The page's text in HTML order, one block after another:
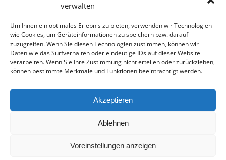
verwalten
Um Ihnen ein optimales Erlebnis zu bieten, verwenden wir Technologien
wie Cookies, um Geräteinformationen zu speichern bzw. darauf
zuzugreifen. Wenn Sie diesen Technologien zustimmen, können wir
Daten wie das Surfverhalten oder eindeutige IDs auf dieser Website
verarbeiten. Wenn Sie Ihre Zustimmung nicht erteilen oder zurückziehen,
können bestimmte Merkmale und Funktionen beeinträchtigt werden.
Akzeptieren
Ablehnen
Voreinstellungen anzeigen
Varia